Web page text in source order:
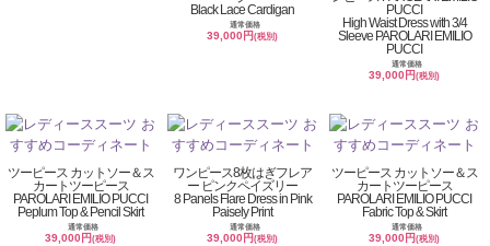
Black Lace Cardigan
通常価格
39,000円(税別)
PUCCI
High Waist Dress with 3/4
Sleeve PAROLARI EMILIO
PUCCI
通常価格
39,000円(税別)
ツーピース カットソー＆ス
カートツーピース
PAROLARI EMILIO PUCCI
Peplum Top & Pencil Skirt
通常価格
39,000円(税別)
ワンピース8枚はぎフレア
ー ピンクペイズリー
8 Panels Flare Dress in Pink
Paisely Print
通常価格
39,000円(税別)
ツーピース カットソー＆ス
カートツーピース
PAROLARI EMILIO PUCCI
Fabric Top & Skirt
通常価格
39,000円(税別)